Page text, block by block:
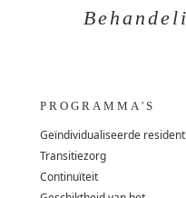
PROGRAMMA'S
Geïndividualiseerde
Transitiezorg
Continuïteit